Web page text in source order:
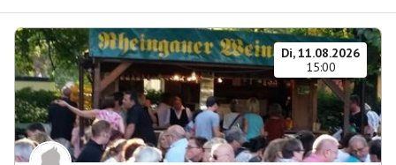
Di, 11.08.2026
15:00